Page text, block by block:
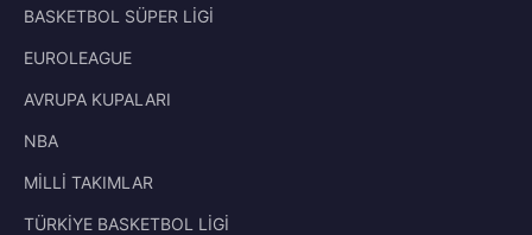
BASKETBOL SÜPER LİGİ
EUROLEAGUE
AVRUPA KUPALARI
NBA
MİLLİ TAKIMLAR
TÜRKİYE BASKETBOL LİGİ